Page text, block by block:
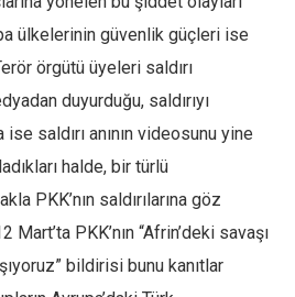
ülkelerinin güvenlik güçleri ise
örgütü üyeleri saldırı
duyurduğu, saldırıyı
saldırı anının videosunu yine
halde, bir türlü
PKK’nın saldırılarına göz
PKK’nın “Afrin’deki savaşı
bildirisi bunu kanıtlar